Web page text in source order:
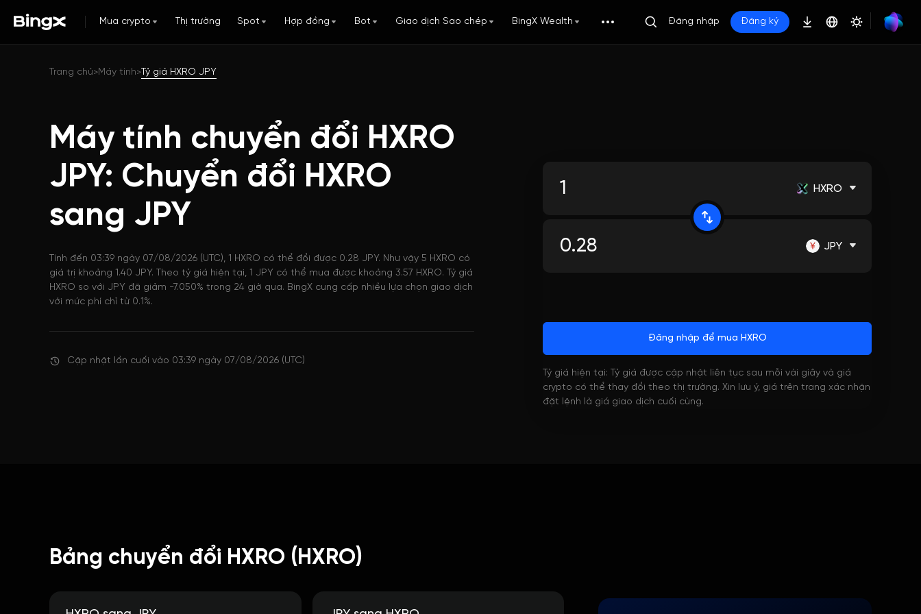
Mua crypto Thị trường Spot Hợp đồng Bot Giao dịch Sao chép BingX Wealth Đăng nhập Đăng ký
Trang chủ>Máy tính> Tỷ giá HXRO JPY
Máy tính chuyển đổi HXRO
JPY: Chuyển đổi HXRO
sang JPY
Tính đến 03:39 ngày 07/08/2026 (UTC), 1 HXRO có thể đổi được 0.28 JPY. Như vậy 5 HXRO có
giá trị khoảng 1.40 JPY. Theo tỷ giá hiện tại, 1 JPY có thể mua được khoảng 3.57 HXRO. Tỷ giá
HXRO so với JPY đã giảm -7.050% trong 24 giờ qua. BingX cung cấp nhiều lựa chọn giao dịch
với mức phí chỉ từ 0.1%.
Cập nhật lần cuối vào 03:39 ngày 07/08/2026 (UTC)
HXRO
JPY
Đăng nhập để mua HXRO
Tỷ giá hiện tại: Tỷ giá được cập nhật liên tục sau mỗi vài giây và giá
crypto có thể thay đổi theo thị trường. Xin lưu ý, giá trên trang xác nhận
đặt lệnh là giá giao dịch cuối cùng.
Bảng chuyển đổi HXRO (HXRO)